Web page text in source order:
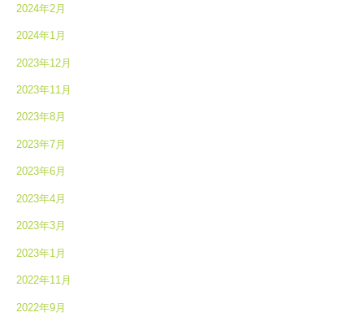
2024年2月
2024年1月
2023年12月
2023年11月
2023年8月
2023年7月
2023年6月
2023年4月
2023年3月
2023年1月
2022年11月
2022年9月